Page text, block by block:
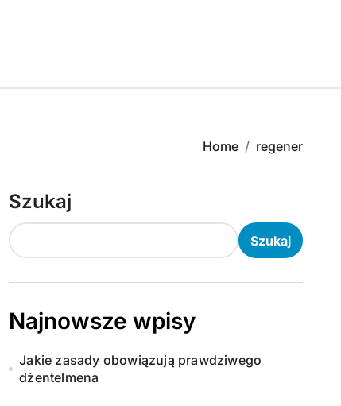
Home regener
Szukaj
Szukaj
Najnowsze wpisy
Jakie zasady obowiązują prawdziwego
dżentelmena